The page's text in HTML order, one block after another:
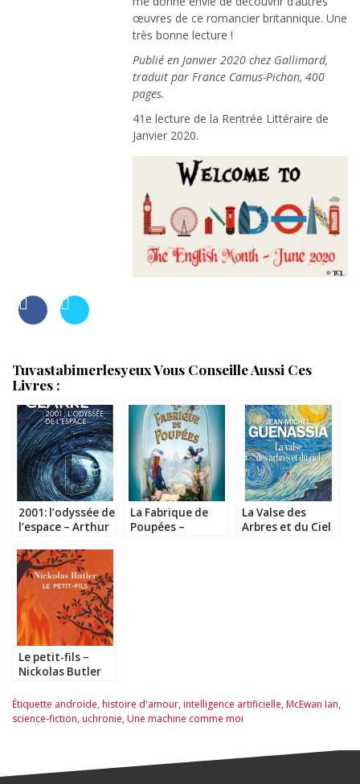
œuvres de ce romancier britannique. Une
très bonne lecture !
Publié en Janvier 2020 chez Gallimard,
traduit par France Camus-Pichon, 400
pages.
41e lecture de la Rentrée Littéraire de
Janvier 2020.
Tuvastabimerlesyeux Vous Conseille Aussi Ces
Livres :
2001: l’odyssée de
l’espace – Arthur
La Fabrique de
Poupées –
La Valse des
Arbres et du Ciel
Le petit-fils –
Nickolas Butler
Étiquette androïde,histoire d'amour,intelligence artificielle,McEwan Ian,
science-fiction,uchronie,Une machine comme moi